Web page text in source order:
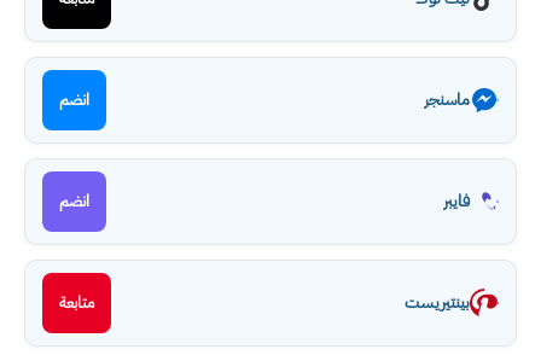
ماسنجر انضم
فايبر انضم
بينتيريست متابعة